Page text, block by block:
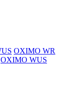
OXIMO WR
OXIMO WUS